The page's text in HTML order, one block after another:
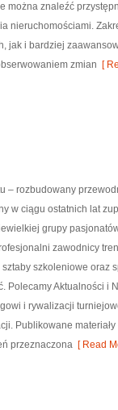
można znaleźć
nieruchomościami.
jak i bardziej
zmian [
– rozbudowany
w ciągu ostatnich lat
grupy
zawodnicy
szkoleniowe oraz
Polecamy Aktualności i
i rywalizacji
Publikowane
przeznaczona [ Read